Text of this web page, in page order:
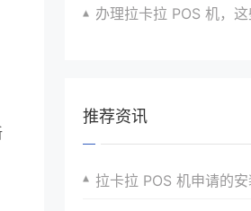
办理拉卡拉 POS 机，这些要点要牢
推荐资讯
拉卡拉 POS 机申请的安装